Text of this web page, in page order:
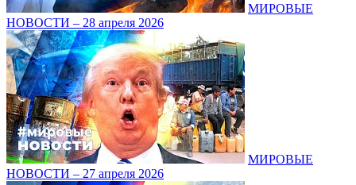
МИРОВЫЕ
НОВОСТИ – 28 апреля 2026
МИРОВЫЕ
НОВОСТИ – 27 апреля 2026